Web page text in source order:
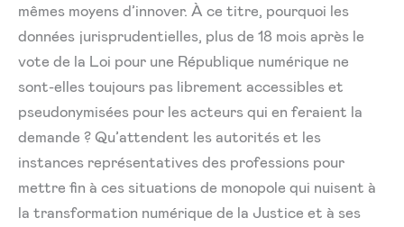
mêmes moyens d’innover. À ce titre, pourquoi les
données jurisprudentielles, plus de 18 mois après le
vote de la Loi pour une République numérique ne
sont-elles toujours pas librement accessibles et
pseudonymisées pour les acteurs qui en feraient la
demande ? Qu’attendent les autorités et les
instances représentatives des professions pour
mettre fin à ces situations de monopole qui nuisent à
la transformation numérique de la Justice et à ses